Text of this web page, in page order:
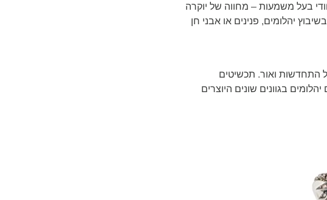
בעל משמעות – מחווה של יוקרה
בכל רגע. מגוון תכשיטים מעוצבים בזהב 18 קראט ובשיבוץ יהלומים, פנינים או אבני חן
התחדשות ואור. תכשיטים
יהלומים בגוונים שונים היוצרים